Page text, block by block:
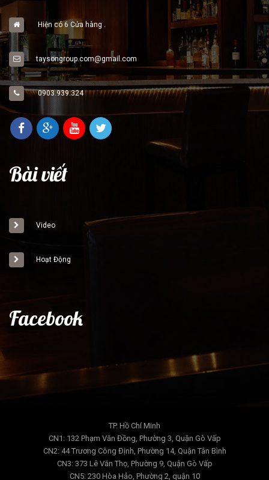
Hiện có 6 Cửa hàng .
taysongroup.com@gmail.com
0903.939.324
Bài viết
Video
Hoạt Động
Facebook
TP. Hồ Chí Minh
CN1: 132 Phạm Văn Đồng, Phường 3, Quận Gò Vấp
CN2: 44 Trương Công Định, Phường 14, Quận Tân Bình
CN3: 373 Lê Văn Thọ, Phường 9, Quận Gò Vấp
CN5: 230 Hòa Hảo, Phường 2, quận 10